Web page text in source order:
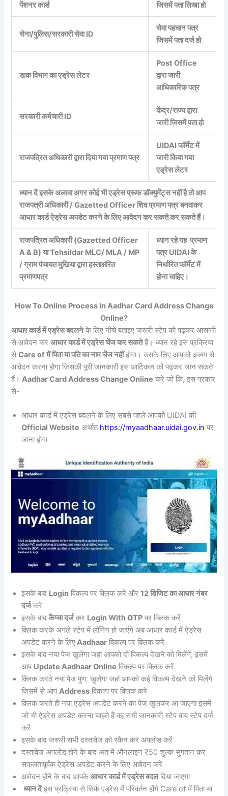
पेंशनर कार्ड जिसमें पता लिखा हो
सेना/पुलिस/सरकारी सेवा ID
सेवा पहचान पत्र
जिसमें पता दर्ज हो
डाक विभाग का एड्रेस लेटर
Post Office
द्वारा जारी
आधिकारिक पत्र
सरकारी कर्मचारी ID
केंद्र/राज्य द्वारा
जारी जिसमें पता हो
राजपत्रित अधिकारी द्वारा दिया गया प्रमाण पत्र
UIDAI फॉर्मेट में
जारी किया गया
एड्रेस लेटर
ध्यान दें इसके अलावा अगर कोई भी एड्रेस प्रूफ डॉक्युमेंट्स नहीं है तो आप
राजपत्री अधिकारी / Gazetted Officer शिव प्रमाण पत्र बनवाकर
आधार कार्ड ऐड्रेस अपडेट करने के लिए आवेदन कर सकते कर सकते हैं।
राजपत्रित अधिकारी (Gazetted Officer
A & B) या Tehsildar MLC/ MLA / MP
/ ग्राम पंचायत मुखिया द्वारा हस्ताक्षरित
प्रमाणपत्र
ध्यान रहे यह प्रमाण
पत्र UIDAI के
निर्धारित फॉर्मेट में
होना चाहिए।
How To Online Process In Aadhar Card Address Change
Online?
आधार कार्ड में एड्रेस बदलनेके लिए नीचे बताइए जरूरी स्टेप को पढ़कर आसानी
से आवेदन करआधार कार्ड में एड्रेस चेंज कर सकतेहैं। ध्यान रहे इस प्रक्रिया
सेCare of में पिता या पति का नाम चेंज नहींहोगा। उसके लिए आपको अलग से
आवेदन करना होगा जिसकी पूरी जानकारी इस आर्टिकल को पढ़कर जान सकते
हैं।Aadhar Card Address Change Online करे जो कि, इस प्रकार
से-
आधार कार्ड में एड्रेस बदलने के लिए सबसे पहले आपको UIDAI की
Official Website अर्थात https://myaadhaar.uidai.gov.in पर
जाना होगा
इसके बाद Login विकल्प पर क्लिक करें और12 डिजिट का आधार नंबर
दर्जकरे
इसके बादकैप्चा दर्जकर Login With OTP पर क्लिक करें
क्लिक करके अगले स्टेप में लॉगिन हो जाएंगे अब आधार कार्ड में ऐड्रेस
अपडेट करने के लिएAadhaar विकल्प पर क्लिक करें
इसके बाद नया पेज खुलेगा जहां आपको दो विकल्प देखने को मिलेंगे, इसमें
आप Update Aadhaar Online विकल्प पर क्लिक करें
क्लिक करते नया पेज पुण: खुलेगा जहां आपको कई विकल्प देखने को मिलेंगे
जिसमें से आपAddress विकल्प पर क्लिक करे
क्लिक करते ही नया एड्रेस अपडेट करने का पेज खुलकर आ जाएगा इसमें
जो भी ऐड्रेस अपडेट करना चाहते हैं वह सभी जानकारी स्टेप बाय स्टेप दर्ज
करें
इसके बाद जरूरी सभी दस्तावेज को स्कैन कर अपलोड करें
दस्तावेज अपलोड होने के बाद अंत में ऑनलाइन ₹50 शुल्क भुगतान कर
सफलतापूर्वक ऐड्रेस अपडेट करने के लिए आवेदन करें
आवेदन होने के बाद आपकेआधार कार्ड में एड्रेस बदलदिया जाएगा
ध्यान देंइस प्रक्रिया से सिर्फ एड्रेस में परिवर्तन होंगे Care of में पिता या